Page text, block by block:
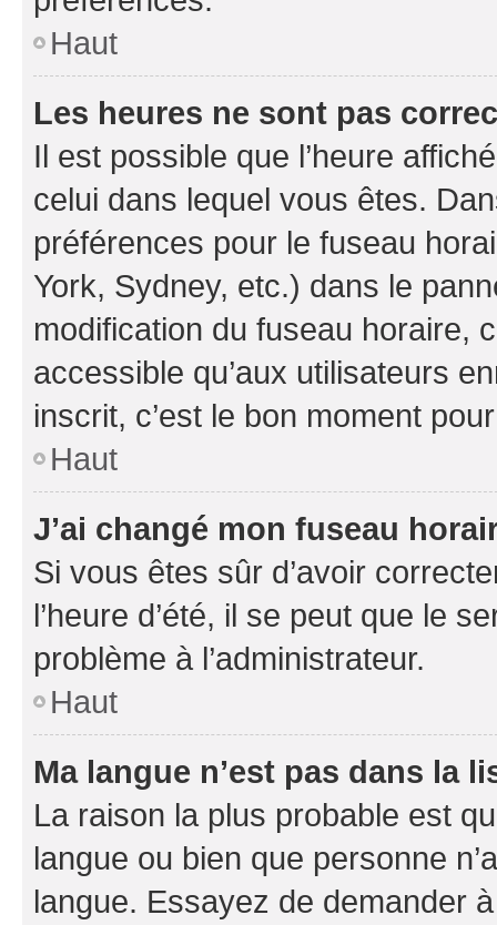
Haut
Les heures ne sont pas
Il est possible que l’heure
celui dans lequel vous êtes.
préférences pour le fuseau
York, Sydney, etc.) dans le
modification du fuseau horaire,
accessible qu’aux utilisateurs
inscrit, c’est le bon moment
Haut
J’ai changé mon fuseau
Si vous êtes sûr d’avoir
l’heure d’été, il se peut que le
problème à l’administrateur.
Haut
Ma langue n’est pas dans la
La raison la plus probable est
langue ou bien que personne
langue. Essayez de demander